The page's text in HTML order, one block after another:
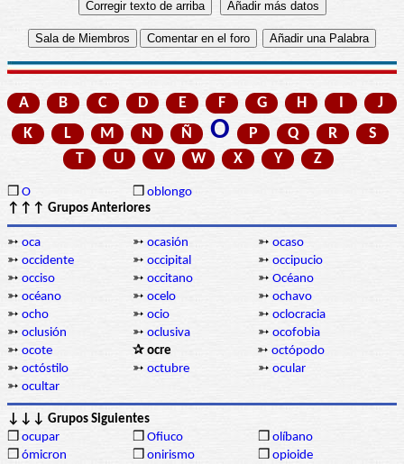
A B C D E F G H I
J
K
L M N Ñ O P Q R
S
T
U V W X Y Z
❒ O ❒ oblongo
↑↑↑ Grupos Anteriores
➳ oca ➳ ocasión ➳ ocaso
➳ occidente ➳ occipital ➳ occipucio
➳ occiso ➳ occitano ➳ Océano
➳ océano ➳ ocelo ➳ ochavo
➳ ocho ➳ ocio ➳ oclocracia
➳ oclusión ➳ oclusiva ➳ ocofobia
➳ ocote ✰ ocre ➳ octópodo
➳ octóstilo ➳ octubre ➳ ocular
➳ ocultar
↓↓↓ Grupos Siguientes
❒ ocupar ❒ Ofiuco ❒ olíbano
❒ ómicron ❒ onirismo ❒ opioide